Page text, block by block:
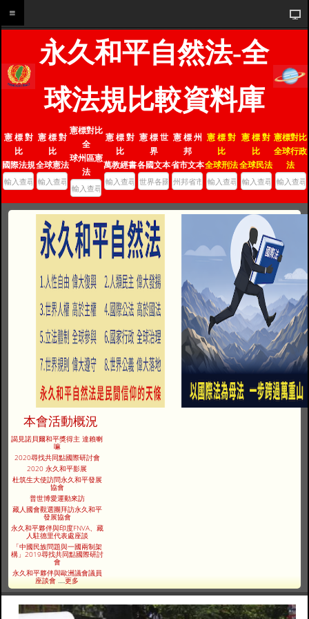
永久和平自然法-全
球法規比較資料庫
憲 標 對
比
國際法規
憲 標 對
比
全球憲法
憲標對比
全
球州區憲
法
憲 標 對
比
萬教經書
憲 標 世
界
各國文本
憲 標 州
邦
省市文本
憲 標 對
比
全球刑法
憲 標 對
比
全球民法
憲標對比
全球行政
法
本會活動概況
謁見諾貝爾和平獎得主 達賴喇
嘛
2020尋找共同點國際研討會
2020 永久和平影展
杜筑生大使訪問永久和平發展
協會
普世博愛運動來訪
藏人國會觀選團拜訪永久和平
發展協會
永久和平夥伴與印度FNVA、藏
人駐德里代表處座談
「中國民族問題與一國兩制架
構」2019尋找共同點國際研討
會
永久和平夥伴與歐洲議會議員
座談會.....更多